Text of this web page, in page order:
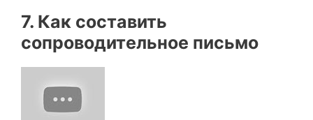
7. Как составить
сопроводительное письмо